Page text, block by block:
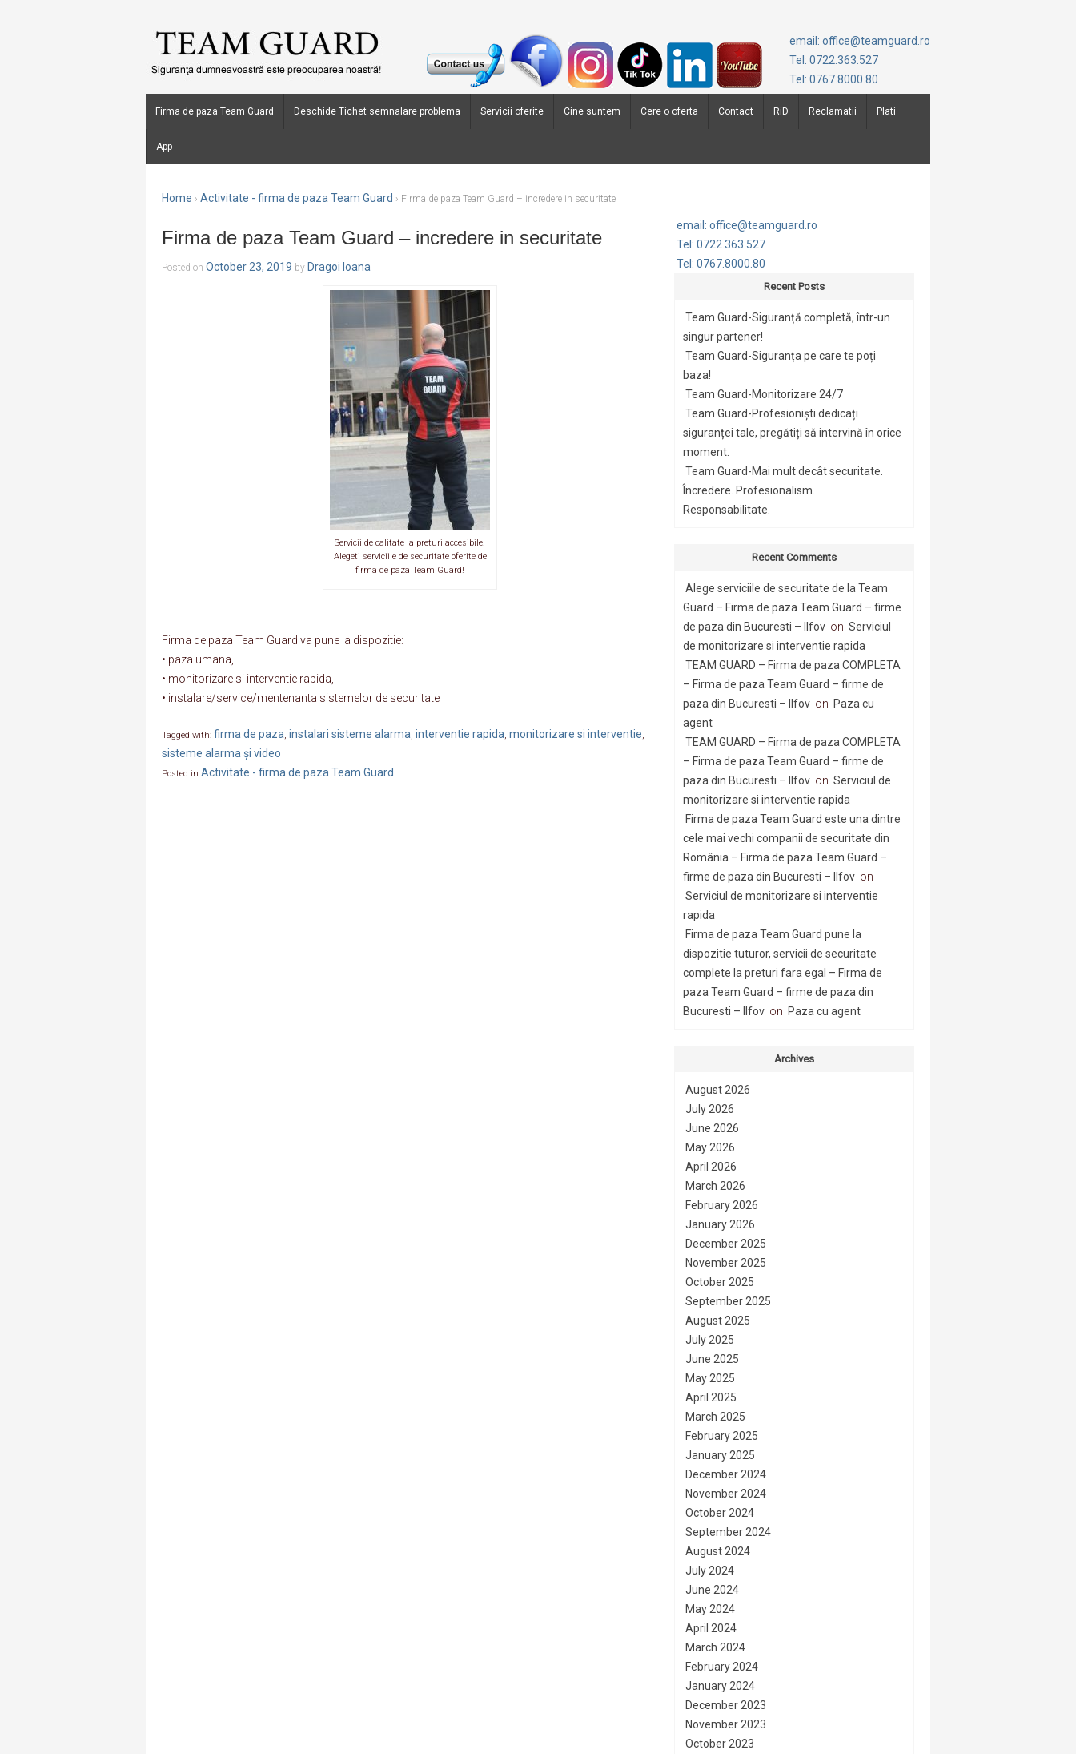
email: office@teamguard.ro
Tel: 0722.363.527
Tel: 0767.8000.80
Firma de paza Team Guard Deschide Tichet semnalare problema Servicii oferite Cine suntem Cere o oferta Contact RiD Reclamatii Plati
App
Home › Activitate - firma de paza Team Guard › Firma de paza Team Guard – incredere in securitate
Firma de paza Team Guard – incredere in securitate
Posted on October 23, 2019 by Dragoi Ioana
Servicii de calitate la preturi accesibile.
Alegeti serviciile de securitate oferite de
firma de paza Team Guard!
Firma de paza Team Guard va pune la dispozitie:
• paza umana,
• monitorizare si interventie rapida,
• instalare/service/mentenanta sistemelor de securitate
Tagged with: firma de paza, instalari sisteme alarma, interventie rapida, monitorizare si interventie,
sisteme alarma și video
Posted in Activitate - firma de paza Team Guard
email: office@teamguard.ro
Tel: 0722.363.527
Tel: 0767.8000.80
Recent Posts
Team Guard-Siguranță completă, într-un
singur partener!
Team Guard-Siguranța pe care te poți
baza!
Team Guard-Monitorizare 24/7
Team Guard-Profesioniști dedicați
siguranței tale, pregătiți să intervină în orice
moment.
Team Guard-Mai mult decât securitate.
Încredere. Profesionalism.
Responsabilitate.
Recent Comments
Alege serviciile de securitate de la Team
Guard – Firma de paza Team Guard – firme
de paza din Bucuresti – Ilfov on Serviciul
de monitorizare si interventie rapida
TEAM GUARD – Firma de paza COMPLETA
– Firma de paza Team Guard – firme de
paza din Bucuresti – Ilfov on Paza cu
agent
TEAM GUARD – Firma de paza COMPLETA
– Firma de paza Team Guard – firme de
paza din Bucuresti – Ilfov on Serviciul de
monitorizare si interventie rapida
Firma de paza Team Guard este una dintre
cele mai vechi companii de securitate din
România – Firma de paza Team Guard –
firme de paza din Bucuresti – Ilfov on
Serviciul de monitorizare si interventie
rapida
Firma de paza Team Guard pune la
dispozitie tuturor, servicii de securitate
complete la preturi fara egal – Firma de
paza Team Guard – firme de paza din
Bucuresti – Ilfov on Paza cu agent
Archives
August 2026
July 2026
June 2026
May 2026
April 2026
March 2026
February 2026
January 2026
December 2025
November 2025
October 2025
September 2025
August 2025
July 2025
June 2025
May 2025
April 2025
March 2025
February 2025
January 2025
December 2024
November 2024
October 2024
September 2024
August 2024
July 2024
June 2024
May 2024
April 2024
March 2024
February 2024
January 2024
December 2023
November 2023
October 2023